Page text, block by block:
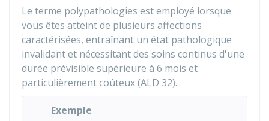
Le terme polypathologies est employé lorsque
vous êtes atteint de plusieurs affections
caractérisées, entraînant un état pathologique
invalidant et nécessitant des soins continus d'une
durée prévisible supérieure à 6 mois et
particulièrement coûteux (ALD 32).
Exemple